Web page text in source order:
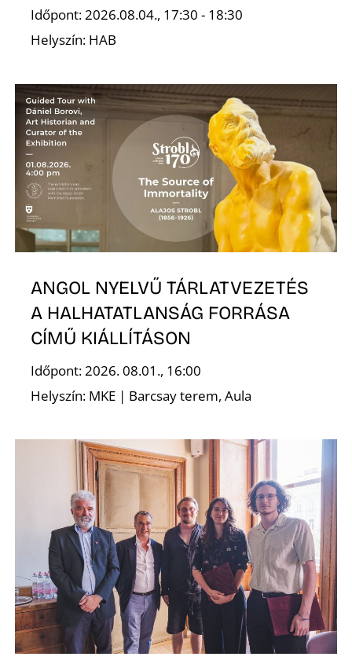
Időpont: 2026.08.04., 17:30 - 18:30
Helyszín: HAB
ANGOL NYELVŰ TÁRLATVEZETÉS
A HALHATATLANSÁG FORRÁSA
CÍMŰ KIÁLLÍTÁSON
Időpont: 2026. 08.01., 16:00
Helyszín: MKE | Barcsay terem, Aula